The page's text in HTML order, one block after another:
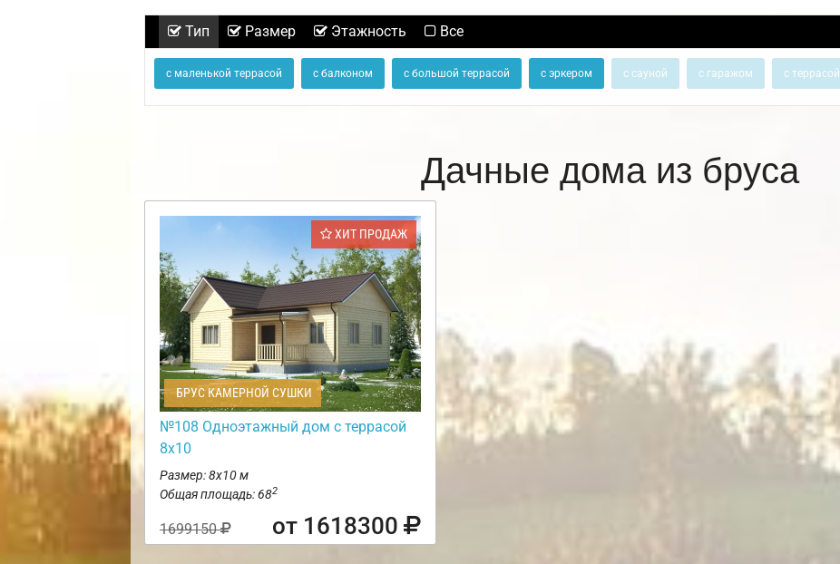
Тип Размер Этажность Все
с маленькой террасой с балконом с большой террасой с эркером с сауной с гаражом с террасой
Дачные дома из бруса
ХИТ ПРОДАЖ
БРУС КАМЕРНОЙ СУШКИ
№108 Одноэтажный дом с террасой
8х10
Размер: 8х10 м
Общая площадь: 682
1699150 от 1618300